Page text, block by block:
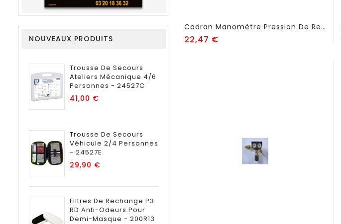
NOUVEAUX PRODUITS
Trousse De Secours
Ateliers Mécanique 4/6
Personnes - 24527C
41,00 €
Trousse De Secours
Véhicule 2/4 Personnes
- 24527E
29,90 €
Filtres De Rechange P3
RD Anti-Odeurs Pour
Demi-Masque - 200R13
Cadran Manomètre Pression De Rechange - FSE56
22,47 €